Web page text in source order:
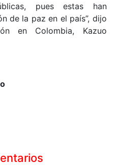
pues estas han
de la paz en el país”, dijo
en Colombia, Kazuo